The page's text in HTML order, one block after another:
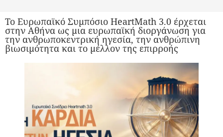
Το Ευρωπαϊκό Συμπόσιο HeartMath 3.0 έρχεται
στην Αθήνα ως μια ευρωπαϊκή διοργάνωση για
την ανθρωποκεντρική ηγεσία, την ανθρώπινη
βιωσιμότητα και το μέλλον της επιρροής